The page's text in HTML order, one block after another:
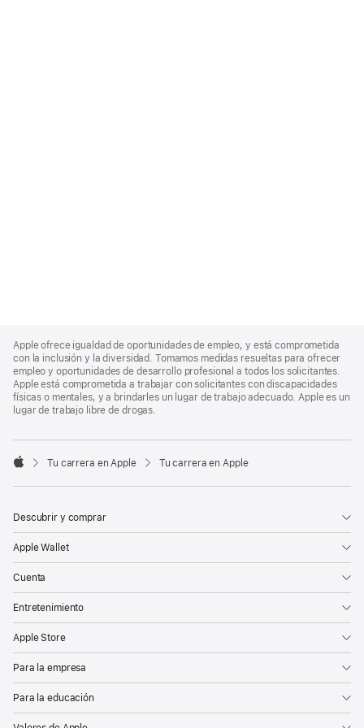
Footer
Apple ofrece igualdad de oportunidades de empleo, y está comprometida
con la inclusión y la diversidad. Tomamos medidas resueltas para ofrecer
empleo y oportunidades de desarrollo profesional a todos los solicitantes.
Apple está comprometida a trabajar con solicitantes con discapacidades
físicas o mentales, y a brindarles un lugar de trabajo adecuado. Apple es un
lugar de trabajo libre de drogas.

Tu carrera en Apple Tu carrera en Apple
Descubrir y comprar
Apple Wallet
Cuenta
Entretenimiento
Apple Store
Para la empresa
Para la educación